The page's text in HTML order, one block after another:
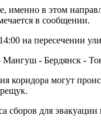
в этом
в сообщении.
на пересечении
Мангуш - Бердянск -
коридора могут
для эвакуации